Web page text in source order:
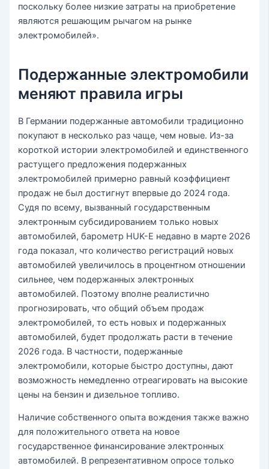
поскольку более низкие затраты на приобретение
являются решающим рычагом на рынке
электромобилей».
Подержанные электромобили
меняют правила игры
В Германии подержанные автомобили традиционно
покупают в несколько раз чаще, чем новые. Из-за
короткой истории электромобилей и единственного
растущего предложения подержанных
электромобилей примерно равный коэффициент
продаж не был достигнут впервые до 2024 года.
Судя по всему, вызванный государственным
электронным субсидированием только новых
автомобилей, барометр HUK-E недавно в марте 2026
года показал, что количество регистраций новых
автомобилей увеличилось в процентном отношении
сильнее, чем подержанных электронных
автомобилей. Поэтому вполне реалистично
прогнозировать, что общий объем продаж
электромобилей, то есть новых и подержанных
автомобилей, будет продолжать расти в течение
2026 года. В частности, подержанные
электромобили, которые быстро доступны, дают
возможность немедленно отреагировать на высокие
цены на бензин и дизельное топливо.
Наличие собственного опыта вождения также важно
для положительного ответа на новое
государственное финансирование электронных
автомобилей. В репрезентативном опросе только